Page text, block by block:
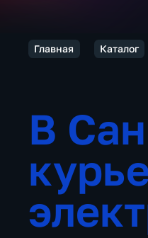
Главная Каталог
В